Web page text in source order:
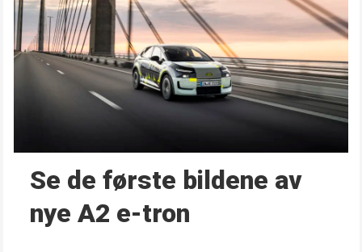
Se de første bildene av
nye A2 e-tron